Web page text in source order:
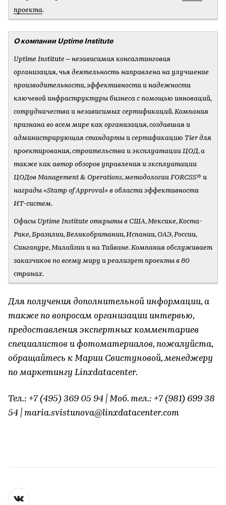
проекта.
О компании Uptime Institute
Uptime Institute – независимая консалтинговая
организация, чья деятельность направлена на улучшение
производительности, эффективности и надежности
ключевой инфраструктуры бизнеса с помощью инноваций,
сотрудничества и независимых сертификаций. Компания
признана во всем мире как организация, создавшая и
администрирующая стандарты и сертификацию Tier для
проектирования, строительства и эксплуатации ЦОД, а
также как автор обзоров управления и эксплуатации
ЦОДов Management & Operations, методологии FORCSS® и
награды «Stamp of Approval» в области эффективности
ИТ-систем.
Офисы Uptime Institute открыты в США, Мексике, Коста-
Рике, Бразилии, Великобритании, Испании, ОАЭ, России,
Сингапуре, Малайзии и на Тайване. Компания обслуживает
заказчиков по всему миру и реализует проекты в 80
странах.
Для получения дополнительной информации, а
также по вопросам организации интервью,
предоставления экспертных комментариев
специалистов и фотоматериалов, пожалуйста,
обращайтесь к Марии Свистуновой, менеджеру
по маркетингу Linxdatacenter.
Тел.: +7 (495) 369 05 94 | Моб. тел.: +7 (981) 699 38
54 | maria.svistunova@linxdatacenter.com